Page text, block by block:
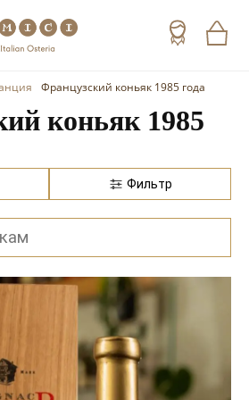
напитки
вино
Французский коньяк 1985 года
коньяк 1985
Фильтр